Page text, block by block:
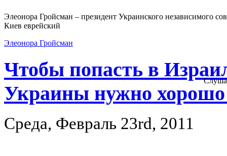
Элеонора Гройсман – президент Украинского независимого
Киев еврейский
Элеонора Гройсман
Чтобы попасть в
Украины нужно хорошо
Среда, Февраль 23rd, 2011